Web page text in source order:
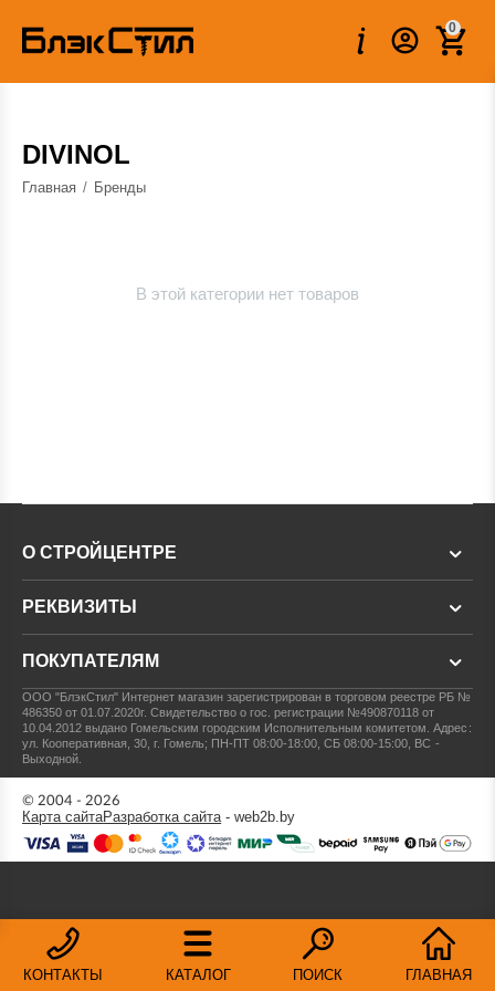
0
DIVINOL
Главная / Бренды
В этой категории нет товаров
КОНТАКТЫ КАТАЛОГ ПОИСК ГЛАВНАЯ
О СТРОЙЦЕНТРЕ
РЕКВИЗИТЫ
ПОКУПАТЕЛЯМ
ООО "БлэкСтил" Интернет магазин зарегистрирован в торговом реестре РБ №
486350 от 01.07.2020г.Свидетельство о гос. регистрации №490870118 от
10.04.2012 выдано Гомельским городским Исполнительным комитетом.Адрес:
ул. Кооперативная, 30, г. Гомель; ПН-ПТ 08:00-18:00, СБ 08:00-15:00, ВС -
Выходной.
© 2004 - 2026
Карта сайтаРазработка сайта- web2b.by